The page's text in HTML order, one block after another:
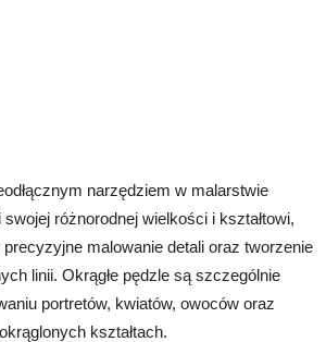
narzędziem w malarstwie
różnorodnej wielkości i kształtowi,
malowanie detali oraz tworzenie
linii. Okrągłe pędzle są szczególnie
portretów, kwiatów, owoców oraz
kształtach.